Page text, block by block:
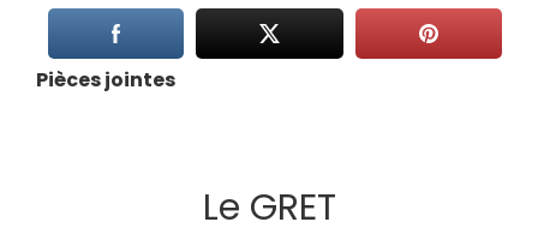
Pièces jointes
Le GRET